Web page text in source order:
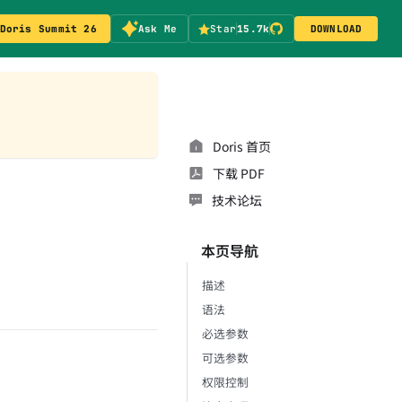
Doris Summit 26 Ask Me Star15.7k DOWNLOAD
Doris 首页
下载 PDF
技术论坛
本页导航
描述
语法
必选参数
可选参数
权限控制